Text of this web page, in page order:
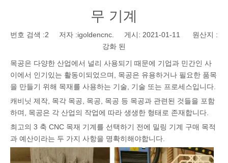
무 기계
번호 검색 :2 저자 :igoldencnc. 게시: 2021-01-11 원산지 :
강화 된
목공은 다양한 산업에서 널리 사용되기 때문에 기업과 민간인 사
이에서 인기있는 활동이되었으며, 목공은 유용하거나 필요한 품목
을 만들기 위해 목재를 사용하는 기술, 기술 또는 프로세스입니다.
캐비닛 제작, 목각 목공, 목공, 목공 등 목공과 관련된 것들을 포함
하며, 목공은 각 산업의 작업에 따라 생생한 형태로 존재합니다.
최고의 3 축 CNC 목재 기계를 선택하기 전에 밀링 기계 구매 목적
과 예산이라는 두 가지 사항을 명확히해야합니다.